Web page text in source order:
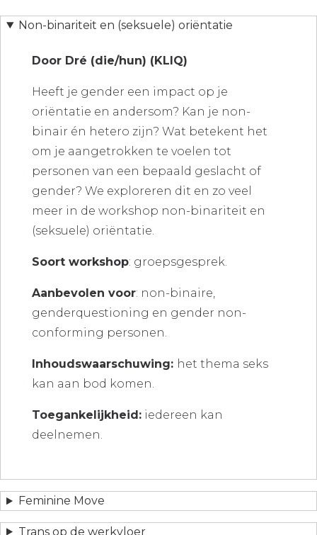
Non-binariteit en (seksuele) oriëntatie
Door Dré (die/hun) (KLIQ)
Heeft je gender een impact op je
oriëntatie en andersom? Kan je non-
binair én hetero zijn? Wat betekent het
om je aangetrokken te voelen tot
personen van een bepaald geslacht of
gender? We exploreren dit en zo veel
meer in de workshop non-binariteit en
(seksuele) oriëntatie.
Soort workshop: groepsgesprek.
Aanbevolen voor: non-binaire,
genderquestioning en gender non-
conforming personen.
Inhoudswaarschuwing: het thema seks
kan aan bod komen.
Toegankelijkheid:iedereen kan
deelnemen.
Feminine Move
Trans op de werkvloer